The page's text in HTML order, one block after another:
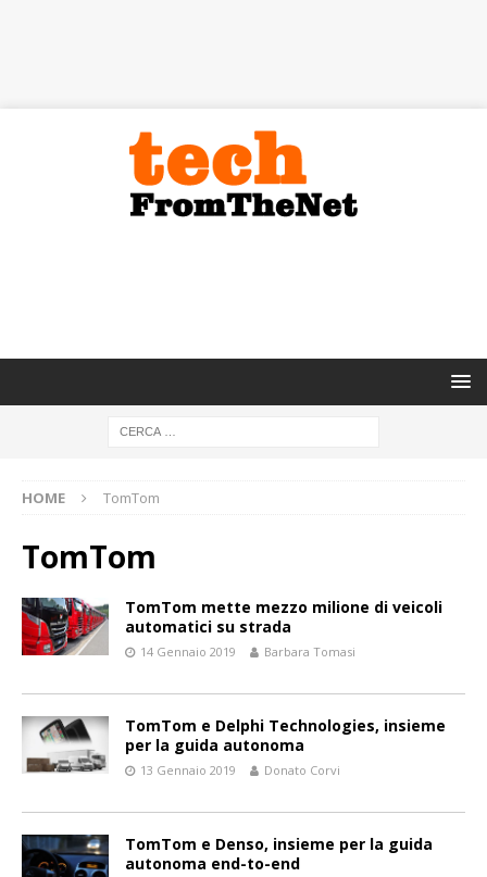
HOME TomTom
TomTom
TomTom mette mezzo milione di veicoli
automatici su strada
14 Gennaio 2019 Barbara Tomasi
TomTom e Delphi Technologies, insieme
per la guida autonoma
13 Gennaio 2019 Donato Corvi
TomTom e Denso, insieme per la guida
autonoma end-to-end